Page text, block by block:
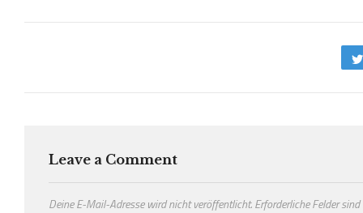
Leave a Comment
Deine E-Mail-Adresse wird nicht veröffentlicht.Erforderliche Felder